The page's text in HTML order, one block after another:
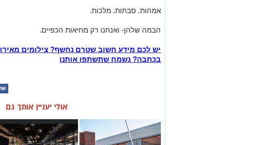
אמהות. סבתות. מלכות.
הבמה שלהן- ואנחנו רק מחיאות הכפיים.
יש לכם מידע חשוב שטרם נחשף? צילומים
בכתבה? נשמח שתשתפו אותנו
אולי יעניין אותך גם